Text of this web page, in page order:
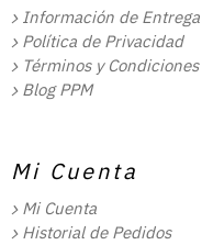
Información de Entrega
Política de Privacidad
Términos y Condiciones
Blog PPM
Mi Cuenta
Mi Cuenta
Historial de Pedidos